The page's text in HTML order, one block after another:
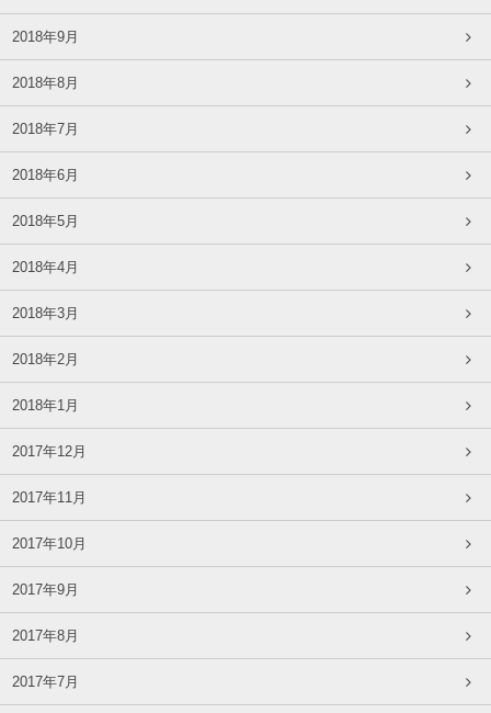
2018年9月
2018年8月
2018年7月
2018年6月
2018年5月
2018年4月
2018年3月
2018年2月
2018年1月
2017年12月
2017年11月
2017年10月
2017年9月
2017年8月
2017年7月